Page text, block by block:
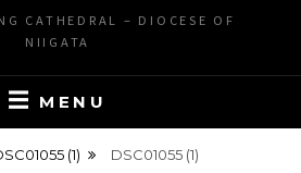
CATHEDRAL – DIOCESE OF
NIIGATA
MENU
(1) DSC01055 (1)